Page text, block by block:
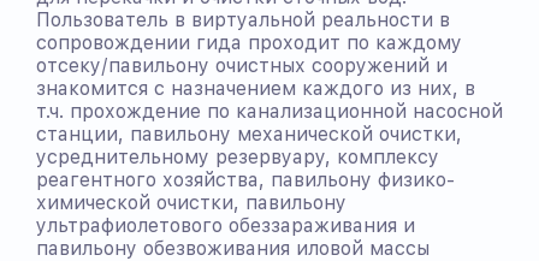
Пользователь в виртуальной реальности в
сопровождении гида проходит по каждому
отсеку/павильону очистных сооружений и
знакомится с назначением каждого из них, в
т.ч. прохождение по канализационной насосной
станции, павильону механической очистки,
усреднительному резервуару, комплексу
реагентного хозяйства, павильону физико-
химической очистки, павильону
ультрафиолетового обеззараживания и
павильону обезвоживания иловой массы